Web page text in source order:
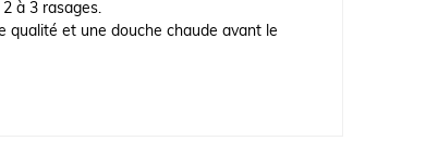
à 3 rasages.
qualité et une douche chaude avant le